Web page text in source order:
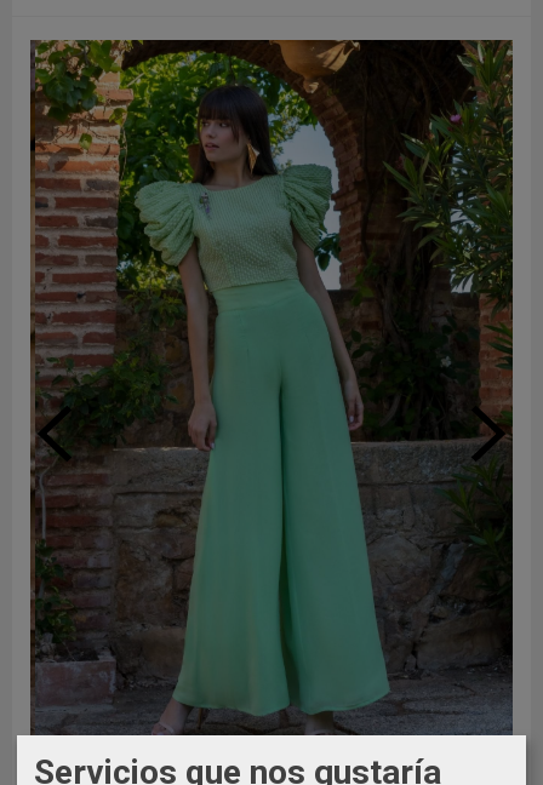
AGOTADO
Servicios que nos gustaría